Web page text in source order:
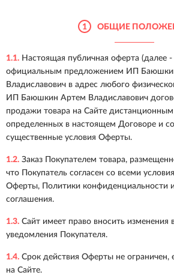
1 ОБЩИЕ
1.1. Настоящая публичная оферта (далее
официальным предложением ИП
Владиславович в адрес любого
ИП Баюшкин Артем Владиславович
продажи товара на Сайте
определенных в настоящем Договоре и
существенные условия Оферты.
1.2. Заказ Покупателем товара,
что Покупатель согласен со всеми
Оферты, Политики конфиденциальности и
соглашения.
1.3. Сайт имеет право вносить изменения
уведомления Покупателя.
1.4. Срок действия Оферты не ограничен,
на Сайте.